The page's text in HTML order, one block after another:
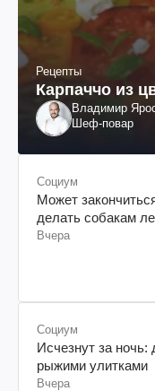
Рецепты
Карпаччо из
Владимир
Шеф-повар
Социум
Может
делать собакам
Вчера
Социум
Исчезнут за
рыжими улитками
Вчера